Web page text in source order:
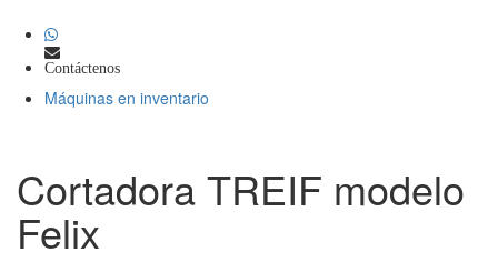
Contáctenos
Máquinas en inventario
Cortadora TREIF modelo
Felix